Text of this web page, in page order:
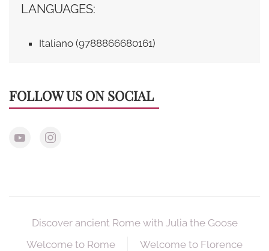
LANGUAGES:
Italiano (9788866680161)
FOLLOW US ON SOCIAL
Discover ancient Rome with Julia the Goose
Welcome to Rome
Welcome to Florence